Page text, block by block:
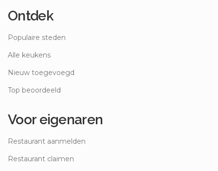
Ontdek
Populaire steden
Alle keukens
Nieuw toegevoegd
Top beoordeeld
Voor eigenaren
Restaurant aanmelden
Restaurant claimen